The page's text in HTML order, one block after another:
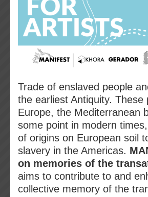
Trade of enslaved people
the earliest Antiquity.
Europe, the Mediterranean
some point in modern
of origins on European soil
slavery in the Americas.
on memories of the
aims to contribute to and
collective memory of the